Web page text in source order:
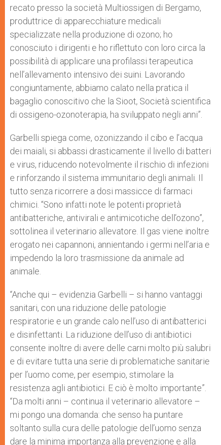
recato presso la società Multiossigen di Bergamo,
produttrice di apparecchiature medicali
specializzate nella produzione di ozono; ho
conosciuto i dirigenti e ho riflettuto con loro circa la
possibilità di applicare una profilassi terapeutica
nell’allevamento intensivo dei suini. Lavorando
congiuntamente, abbiamo calato nella pratica il
bagaglio conoscitivo che la Sioot, Società scientifica
di ossigeno-ozonoterapia, ha sviluppato negli anni”.
Garbelli spiega come, ozonizzando il cibo e l’acqua
dei maiali, si abbassi drasticamente il livello di batteri
e virus, riducendo notevolmente il rischio di infezioni
e rinforzando il sistema immunitario degli animali. Il
tutto senza ricorrere a dosi massicce di farmaci
chimici. “Sono infatti note le potenti proprietà
antibatteriche, antivirali e antimicotiche dell’ozono”,
sottolinea il veterinario allevatore. Il gas viene inoltre
erogato nei capannoni, annientando i germi nell’aria e
impedendo la loro trasmissione da animale ad
animale.
“Anche qui – evidenzia Garbelli – si hanno vantaggi
sanitari, con una riduzione delle patologie
respiratorie e un grande calo nell’uso di antibatterici
e disinfettanti. La riduzione dell’uso di antibiotici
consente inoltre di avere delle carni molto più salubri
e di evitare tutta una serie di problematiche sanitarie
per l’uomo come, per esempio, stimolare la
resistenza agli antibiotici. E ciò è molto importante”.
“Da molti anni – continua il veterinario allevatore –
mi pongo una domanda: che senso ha puntare
soltanto sulla cura delle patologie dell’uomo senza
dare la minima importanza alla prevenzione e alla